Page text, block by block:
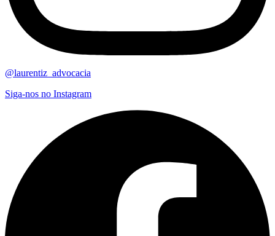
@laurentiz_advocacia
Siga-nos no Instagram